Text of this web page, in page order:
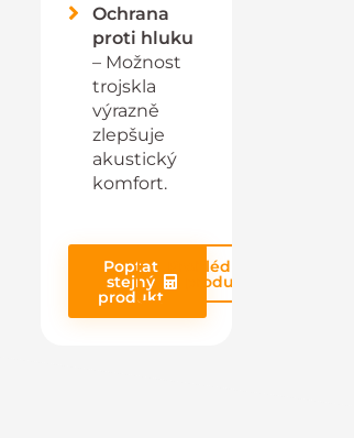
Ochrana
proti hluku
– Možnost
trojskla
výrazně
zlepšuje
akustický
komfort.
Poptat
stejný
produkt
Prohlédnout
produkt